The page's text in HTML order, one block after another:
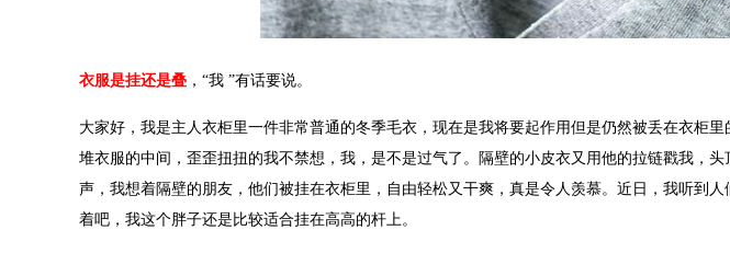
衣服是挂还是叠 ，“我 ”有话要说。
大家好，我是主人衣柜里一件非常普通的冬季毛衣，现在是我将要起作用但是仍然被丢在衣柜
堆衣服的中间，歪歪扭扭的我不禁想，我，是不是过气了。隔壁的小皮衣又用他的拉链戳我，
声，我想着隔壁的朋友，他们被挂在衣柜里，自由轻松又干爽，真是令人羡慕。近日，我听到人
着吧，我这个胖子还是比较适合挂在高高的杆上。